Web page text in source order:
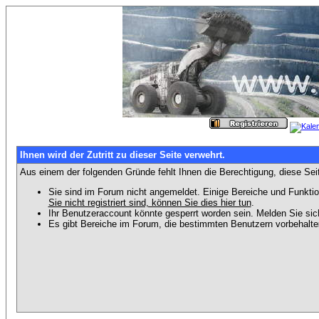
Ihnen wird der Zutritt zu dieser Seite verwehrt.
Aus einem der folgenden Gründe fehlt Ihnen die Berechtigung, diese
Sie sind im Forum nicht angemeldet. Einige Bereiche und
Sie nicht registriert sind, können Sie dies hier tun.
Ihr Benutzeraccount könnte gesperrt worden sein. Melden Sie
Es gibt Bereiche im Forum, die bestimmten Benutzern